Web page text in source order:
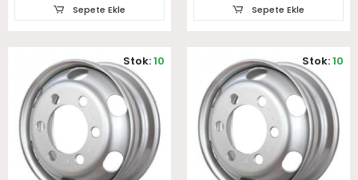
Sepete Ekle Sepete Ekle
Stok:10 Stok:10